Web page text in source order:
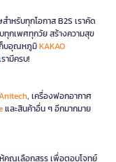
หรับทุกโอกาส B2S เราคัด
ทุกเพศทุกวัย สร้างความสุข
ก็บอุณหภูมิKAKAO
รามีครบ!
, เครื่องฟอกอากาศ
และสินค้าอื่น ๆ อีกมากมาย
คุณเลือกสรร เพื่อตอบโจทย์